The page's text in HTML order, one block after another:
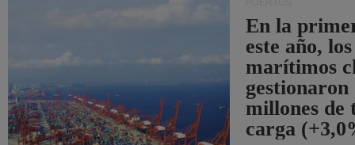
En la
este año,
marítimos
gestionaron
millones de
carga